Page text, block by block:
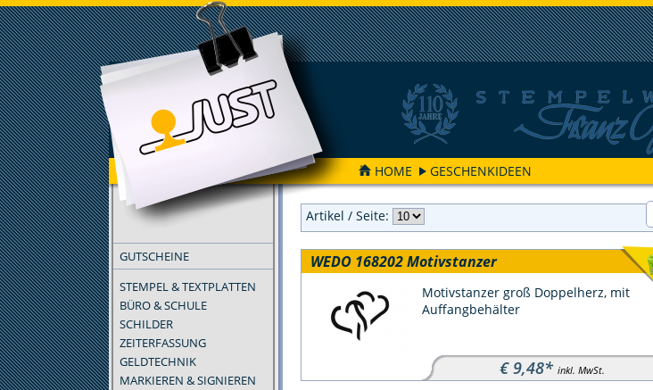
HOME GESCHENKIDEEN
GUTSCHEINE
STEMPEL & TEXTPLATTEN
BÜRO & SCHULE
SCHILDER
ZEITERFASSUNG
GELDTECHNIK
MARKIEREN & SIGNIEREN
FILTER Artikel / Seite:
WEDO 168202 Motivstanzer
Motivstanzer groß Doppelherz, mit
Auffangbehälter
€ 9,48* inkl. MwSt.